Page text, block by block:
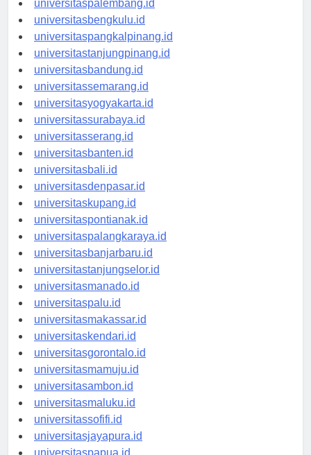
universitaspalembang.id
universitasbengkulu.id
universitaspangkalpinang.id
universitastanjungpinang.id
universitasbandung.id
universitassemarang.id
universitasyogyakarta.id
universitassurabaya.id
universitasserang.id
universitasbanten.id
universitasbali.id
universitasdenpasar.id
universitaskupang.id
universitaspontianak.id
universitaspalangkaraya.id
universitasbanjarbaru.id
universitastanjungselor.id
universitasmanado.id
universitaspalu.id
universitasmakassar.id
universitaskendari.id
universitasgorontalo.id
universitasmamuju.id
universitasambon.id
universitasmaluku.id
universitassofifi.id
universitasjayapura.id